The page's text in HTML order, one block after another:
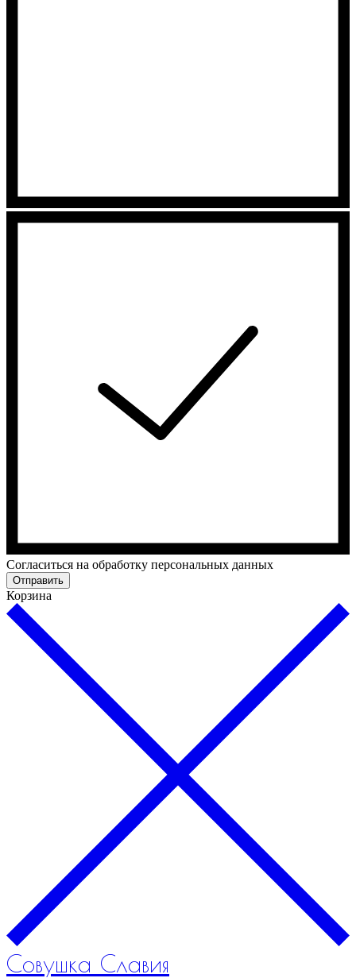
Cогласиться на обработку персональных данных
Отправить
Корзина
Совушка Славия